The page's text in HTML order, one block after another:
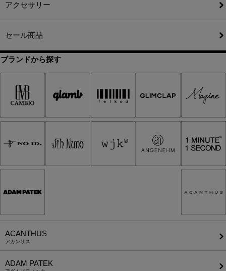
アクセサリー
セール商品
ブランドから探す
ACANTHUS
アカンサス
ADAM PATEK